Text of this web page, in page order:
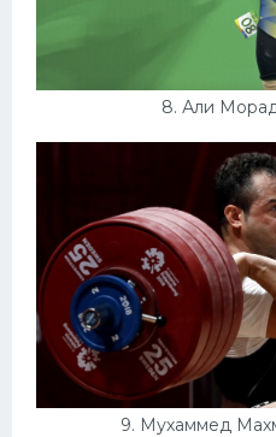
8. Али
9. Мухаммед